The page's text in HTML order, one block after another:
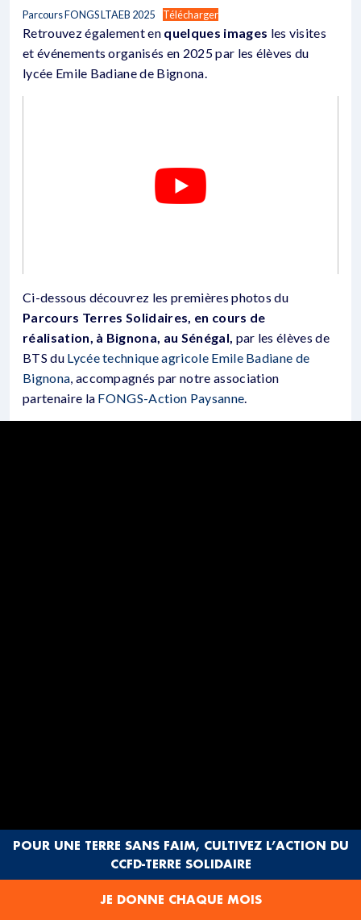
Parcours FONGS LTAEB 2025 Télécharger
Retrouvez également en quelques images les visites
et événements organisés en 2025 par les élèves du
lycée Emile Badiane de Bignona.
Ci-dessous découvrez les premières photos du
Parcours Terres Solidaires, en cours de
réalisation, à Bignona, au Sénégal, par les élèves de
BTS du Lycée technique agricole Emile Badiane de
Bignona, accompagnés par notre association
partenaire la FONGS-Action Paysanne.
POUR UNE TERRE SANS FAIM, CULTIVEZ L’ACTION DU
CCFD-TERRE SOLIDAIRE
JE DONNE CHAQUE MOIS